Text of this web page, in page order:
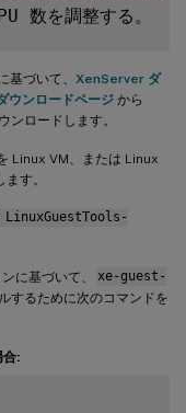
基づいて、 XenServer ダ
ンロードページ から
ロードします。
Linux VM、または Linux
す。
に基づいて、
xe-guest-
するために次のコマンドを
: